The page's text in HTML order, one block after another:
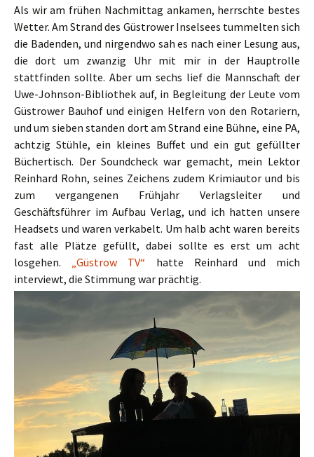
Als wir am frühen Nachmittag ankamen, herrschte bestes
Wetter. Am Strand des Güstrower Inselsees tummelten sich
die Badenden, und nirgendwo sah es nach einer Lesung aus,
die dort um zwanzig Uhr mit mir in der Hauptrolle
stattfinden sollte. Aber um sechs lief die Mannschaft der
Uwe-Johnson-Bibliothek auf, in Begleitung der Leute vom
Güstrower Bauhof und einigen Helfern von den Rotariern,
und um sieben standen dort am Strand eine Bühne, eine PA,
achtzig Stühle, ein kleines Buffet und ein gut gefüllter
Büchertisch. Der Soundcheck war gemacht, mein Lektor
Reinhard Rohn, seines Zeichens zudem Krimiautor und bis
zum vergangenen Frühjahr Verlagsleiter und
Geschäftsführer im Aufbau Verlag, und ich hatten unsere
Headsets und waren verkabelt. Um halb acht waren bereits
fast alle Plätze gefüllt, dabei sollte es erst um acht
losgehen. „Güstrow TV“ hatte Reinhard und mich
interviewt, die Stimmung war prächtig.